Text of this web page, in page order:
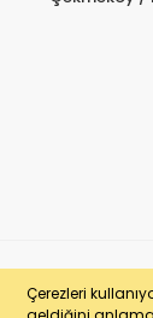
Çerezleri
© e-makarna.com